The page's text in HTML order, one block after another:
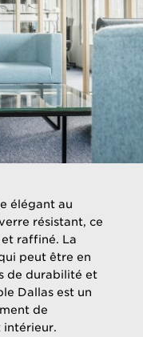
élégant au
résistant, ce
raffiné. La
peut être en
de durabilité et
Dallas est un
de